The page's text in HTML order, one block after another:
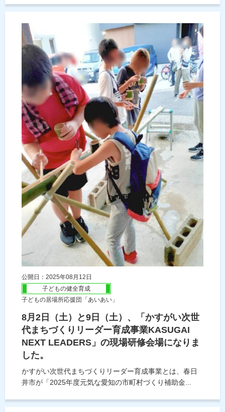
公開日：2025年08月12日
子どもの健全育成
子どもの居場所応援団「あいあい」
8月2日（土）と9日（土）、「かすがい次世
代まちづくりリーダー育成事業KASUGAI
NEXT LEADERS」の現場研修会場になりま
した。
かすがい次世代まちづくりリーダー育成事業とは、春日
井市が「2025年度元気な愛知の市町村づくり補助金...